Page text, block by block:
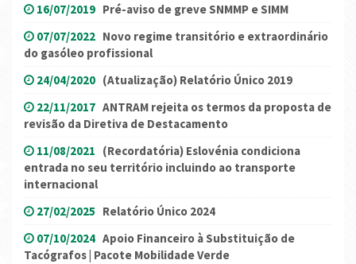
16/07/2019 Pré-aviso de greve SNMMP e SIMM
07/07/2022 Novo regime transitório e extraordinário
do gasóleo profissional
24/04/2020 (Atualização) Relatório Único 2019
22/11/2017 ANTRAM rejeita os termos da proposta de
revisão da Diretiva de Destacamento
11/08/2021 (Recordatória) Eslovénia condiciona
entrada no seu território incluindo ao transporte
internacional
27/02/2025 Relatório Único 2024
07/10/2024 Apoio Financeiro à Substituição de
Tacógrafos | Pacote Mobilidade Verde